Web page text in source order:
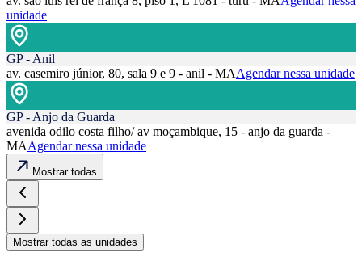
unidade
GP - Anil
av. casemiro júnior, 80, sala 9 e 9 - anil - MAAgendar nessa unidade
GP - Anjo da Guarda
avenida odilo costa filho/ av moçambique, 15 - anjo da guarda -
MAAgendar nessa unidade
Mostrar todas
Mostrar todas as unidades